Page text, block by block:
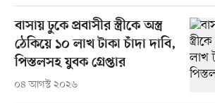
বাসায় ঢুকে প্রবাসীর স্ত্রীকে অস্ত্র
ঠেকিয়ে ১০ লাখ টাকা চাঁদা দাবি,
পিস্তলসহ যুবক গ্রেপ্তার
০৪ আগস্ট ২০২৬